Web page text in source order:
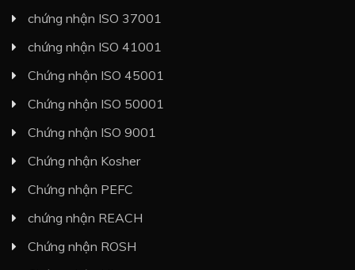
chứng nhận ISO 37001
chứng nhận ISO 41001
Chứng nhận ISO 45001
Chứng nhận ISO 50001
Chứng nhận ISO 9001
Chứng nhận Kosher
Chứng nhận PEFC
chứng nhận REACH
Chứng nhận ROSH